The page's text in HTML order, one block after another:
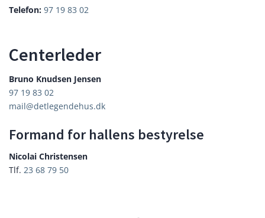
Telefon: 97 19 83 02
Centerleder
Bruno Knudsen Jensen
97 19 83 02
mail@detlegendehus.dk
Formand for hallens bestyrelse
Nicolai Christensen
Tlf. 23 68 79 50